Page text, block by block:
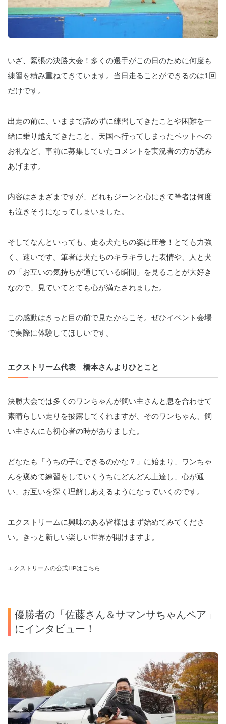
いざ、緊張の決勝大会！多くの選手がこの日のために何度も
練習を積み重ねてきています。当日走ることができるのは1回
だけです。
出走の前に、いままで諦めずに練習してきたことや困難を一
緒に乗り越えてきたこと、天国へ行ってしまったペットへの
お礼など、事前に募集していたコメントを実況者の方が読み
あげます。
内容はさまざまですが、どれもジーンと心にきて筆者は何度
も泣きそうになってしまいました。
そしてなんといっても、走る犬たちの姿は圧巻！とても力強
く、速いです。筆者は犬たちのキラキラした表情や、人と犬
の「お互いの気持ちが通じている瞬間」を見ることが大好き
なので、見ていてとても心が満たされました。
この感動はきっと目の前で見たからこそ。ぜひイベント会場
で実際に体験してほしいです。
エクストリーム代表　橋本さんよりひとこと
決勝大会では多くのワンちゃんが飼い主さんと息を合わせて
素晴らしい走りを披露してくれますが、そのワンちゃん、飼
い主さんにも初心者の時がありました。
どなたも「うちの子にできるのかな？」に始まり、ワンちゃ
んを褒めて練習をしていくうちにどんどん上達し、心が通
い、お互いを深く理解しあえるようになっていくのです。
エクストリームに興味のある皆様はまず始めてみてくださ
い。きっと新しい楽しい世界が開けますよ。
エクストリームの公式HPは こちら
優勝者の「佐藤さん＆サマンサちゃんペア」
にインタビュー！